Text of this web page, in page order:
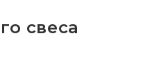
свеса